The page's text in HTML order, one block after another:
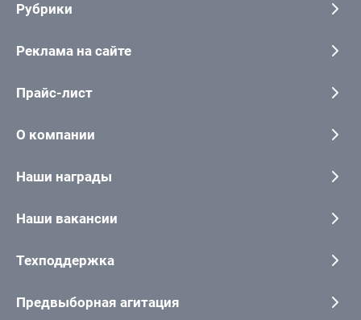
Рубрики
Реклама на сайте
Прайс-лист
О компании
Наши награды
Наши вакансии
Техподдержка
Предвыборная агитация